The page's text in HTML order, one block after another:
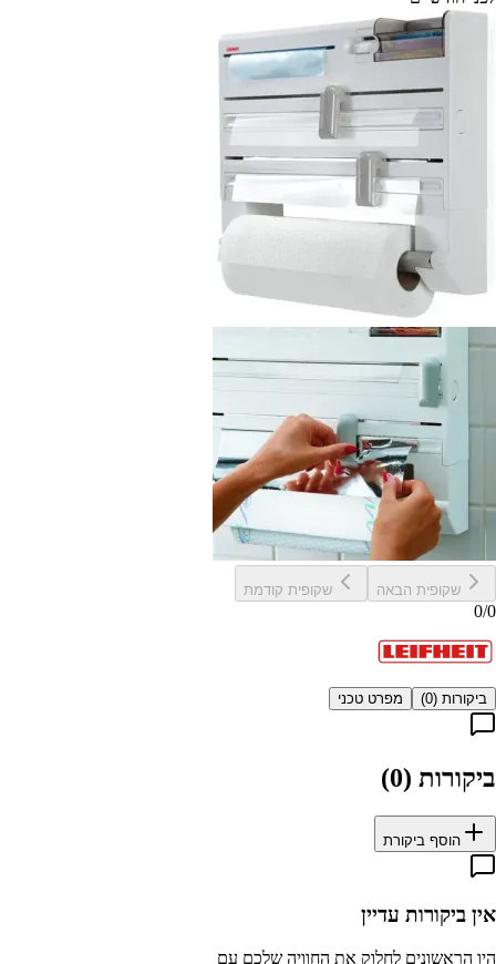
שקופית הבאה שקופית קודמת
0/0
ביקורות (0
) מפרט טכני
ביקורות (0
)
הוסף ביקורת
אין ביקורות עדיין
היו הראשונים לחלוק את החוויה שלכם עם